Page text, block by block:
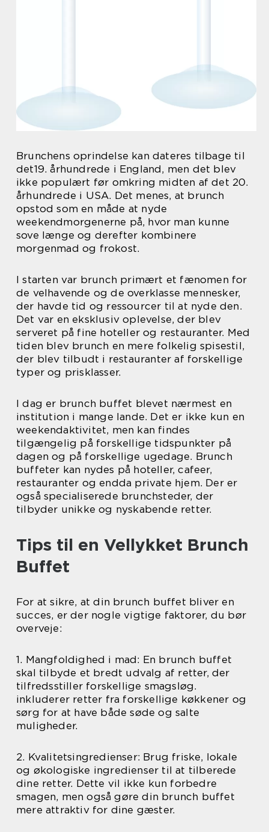
Brunchens oprindelse kan dateres tilbage til
det19. århundrede i England, men det blev
ikke populært før omkring midten af det 20.
århundrede i USA. Det menes, at brunch
opstod som en måde at nyde
weekendmorgenerne på, hvor man kunne
sove længe og derefter kombinere
morgenmad og frokost.
I starten var brunch primært et fænomen for
de velhavende og de overklasse mennesker,
der havde tid og ressourcer til at nyde den.
Det var en eksklusiv oplevelse, der blev
serveret på fine hoteller og restauranter. Med
tiden blev brunch en mere folkelig spisestil,
der blev tilbudt i restauranter af forskellige
typer og prisklasser.
I dag er brunch buffet blevet nærmest en
institution i mange lande. Det er ikke kun en
weekendaktivitet, men kan findes
tilgængelig på forskellige tidspunkter på
dagen og på forskellige ugedage. Brunch
buffeter kan nydes på hoteller, cafeer,
restauranter og endda private hjem. Der er
også specialiserede brunchsteder, der
tilbyder unikke og nyskabende retter.
Tips til en Vellykket Brunch
Buffet
For at sikre, at din brunch buffet bliver en
succes, er der nogle vigtige faktorer, du bør
overveje:
1. Mangfoldighed i mad: En brunch buffet
skal tilbyde et bredt udvalg af retter, der
tilfredsstiller forskellige smagsløg.
inkluderer retter fra forskellige køkkener og
sørg for at have både søde og salte
muligheder.
2. Kvalitetsingredienser: Brug friske, lokale
og økologiske ingredienser til at tilberede
dine retter. Dette vil ikke kun forbedre
smagen, men også gøre din brunch buffet
mere attraktiv for dine gæster.